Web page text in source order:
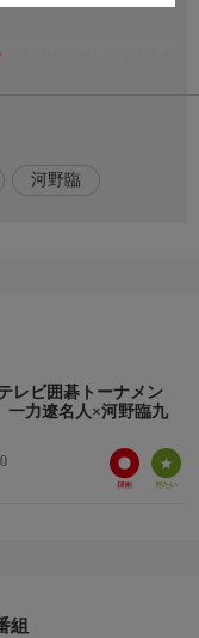
NHK杯テレビ囲碁ト
ァンに伝えている。
河野臨九段の対戦。
段
河野臨
ビ囲碁トーナメン
力遼名人×河野臨九
組